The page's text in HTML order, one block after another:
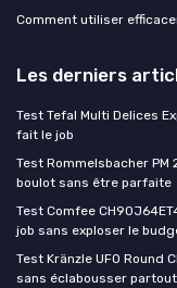
Comment utiliser
Les derniers
Test Tefal Multi Delices
fait le job
Test Rommelsbacher
boulot sans être parfaite
Test Comfee
job sans exploser le
Test Kränzle UFO Round
sans éclabousser partout